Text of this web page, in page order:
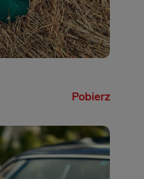
Pobierz